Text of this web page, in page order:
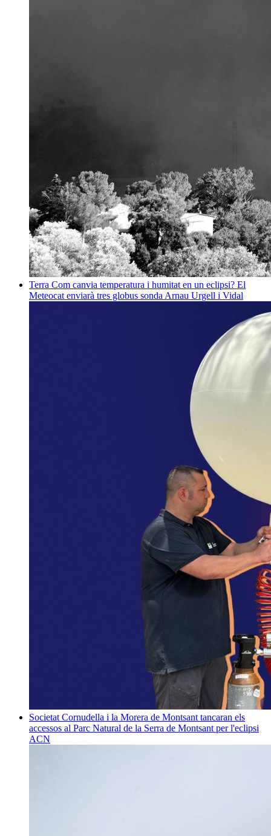
Terra Com canvia temperatura i humitat en un eclipsi? El
Meteocat enviarà tres globus sonda Arnau Urgell i Vidal
Societat Cornudella i la Morera de Montsant tancaran els
accessos al Parc Natural de la Serra de Montsant per l'eclipsi
ACN